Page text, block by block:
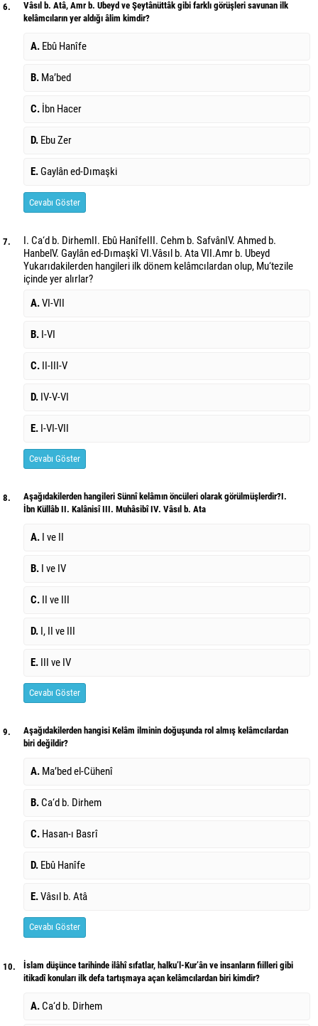
6.
Vâsıl b. Atâ, Amr b. Ubeyd ve Şeytânüttâk gibi farklı görüşleri savunan ilk
kelâmcıların yer aldığı âlim kimdir?
A. Ebû Hanîfe
B. Ma’bed
C. İbn Hacer
D. Ebu Zer
E.Gaylân ed-Dımaşki
Cevabı Göster
7.
I. Ca‘d b. DirhemII. Ebû HanîfeIII. Cehm b. SafvânIV. Ahmed b.
HanbelV. Gaylân ed-Dımaşkî VI.Vâsıl b. Ata VII.Amr b. Ubeyd
Yukarıdakilerden hangileri ilk dönem kelâmcılardan olup, Mu‘tezile
içinde yer alırlar?
A.VI-VII
B. I-VI
C. II-III-V
D. IV-V-VI
E. I-VI-VII
Cevabı Göster
8.
Aşağıdakilerden hangileri Sünnî kelâmın öncüleri olarak görülmüşlerdir?I.
İbn Küllâb II. Kalânisî III. Muhâsibî IV. Vâsıl b. Ata
A. I ve II
B. I ve IV
C. II ve III
D. I, II ve III
E. III ve IV
Cevabı Göster
9.
Aşağıdakilerden hangisi Kelâm ilminin doğuşunda rol almış kelâmcılardan
biri değildir?
A. Ma’bed el-Cühenî
B.Ca‘d b. Dirhem
C. Hasan-ı Basrî
D. Ebû Hanîfe
E.Vâsıl b. Atâ
Cevabı Göster
10.
İslam düşünce tarihinde ilâhî sıfatlar, halku’l-Kur’ân ve insanların fiilleri gibi
itikadî konuları ilk defa tartışmaya açan kelâmcılardan biri kimdir?
A.Ca‘d b. Dirhem